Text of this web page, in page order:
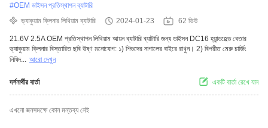
#OEM ডাইসন প্রতিস্থাপন ব্যাটারি
ভ্যাকুয়াম ক্লিনার লিথিয়াম ব্যাটারি
2024-01-23 62 ভিউ
21.6V 2.5A OEM প্রতিস্থাপন লিথিয়াম আয়ন ব্যাটারি ব্যাটারি জন্য ডাইসন DC16 হ্যান্ডহেল্ড বেতার
ভ্যাকুয়াম ক্লিনার বিস্তারিত ছবি উষ্ণ মনোযোগ: ১) শিশুদের নাগালের বাইরে রাখুন। 2) বিপরীত মেরু চার্জিং
নিষিদ... আরো দেখুন
দর্শনার্থীর বার্তা একটি বার্তা রেখে যান
এখনো জনসমক্ষে কোন মন্তব্য নেই